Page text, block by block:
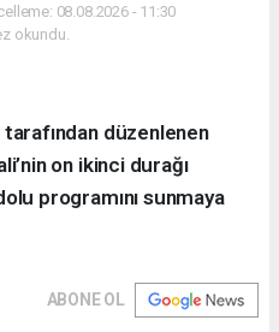
08.08.2026 - 11:30
okundu.
düzenlenen
on ikinci durağı
programını sunmaya
ABONE OL